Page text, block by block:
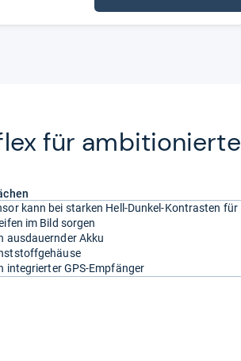
für ambi­tio­nierte
kann bei starken Hell-Dunkel-Kontrasten für
im Bild sorgen
ausdauernder Akku
integrierter GPS-Empfänger